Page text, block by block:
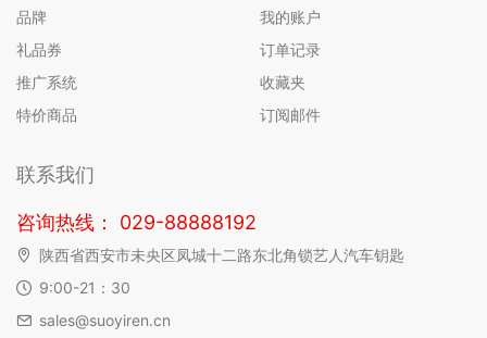
品牌
礼品券
推广系统
特价商品
我的账户
订单记录
收藏夹
订阅邮件
联系我们
咨询热线： 029-88888192
陕西省西安市未央区凤城十二路东北角锁艺人汽车钥匙
9:00-21：30
sales@suoyiren.cn